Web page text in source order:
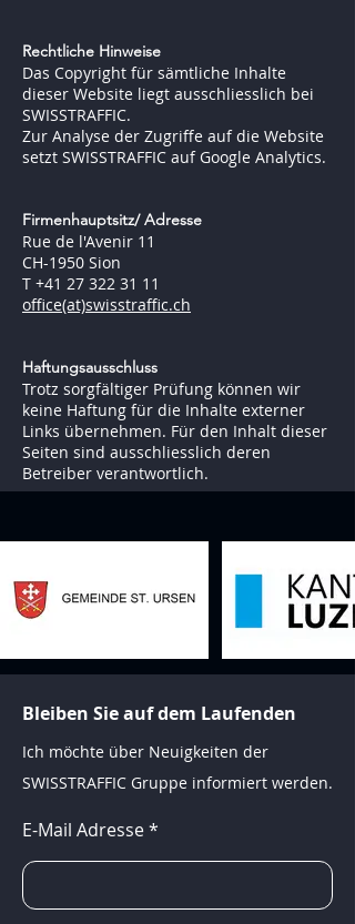
Rechtliche Hinweise
Das Copyright für sämtliche Inhalte
dieser Website liegt ausschliesslich bei
SWISSTRAFFIC.
Zur Analyse der Zugriffe auf die Website
setzt SWISSTRAFFIC auf Google Analytics.
Firmenhauptsitz/ Adresse
Rue de l'Avenir 11
CH-1950 Sion
T +41 27 322 31 11
office(at)swisstraffic.ch
Haftungsausschluss
Trotz sorgfältiger Prüfung können wir
keine Haftung für die Inhalte externer
Links übernehmen. Für den Inhalt dieser
Seiten sind ausschliesslich deren
Betreiber verantwortlich.
Bleiben Sie auf dem Laufenden
Ich möchte über Neuigkeiten der
SWISSTRAFFIC Gruppe informiert werden.
E-Mail Adresse